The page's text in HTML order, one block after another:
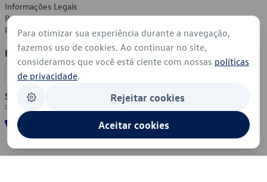
Informações Legais
Política de Privacidade
Política de Cookies
Formas de Pagamento
Segurança
Para otimizar sua experiência durante a navegação,
fazemos uso de cookies. Ao continuar no site,
consideramos que você está ciente com nossas políticas
de privacidade.
Rejeitar cookies
Aceitar cookies